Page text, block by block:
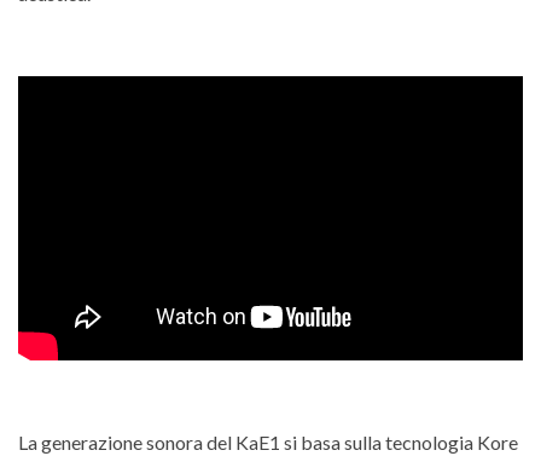
La generazione sonora del KaE1 si basa sulla tecnologia Kore